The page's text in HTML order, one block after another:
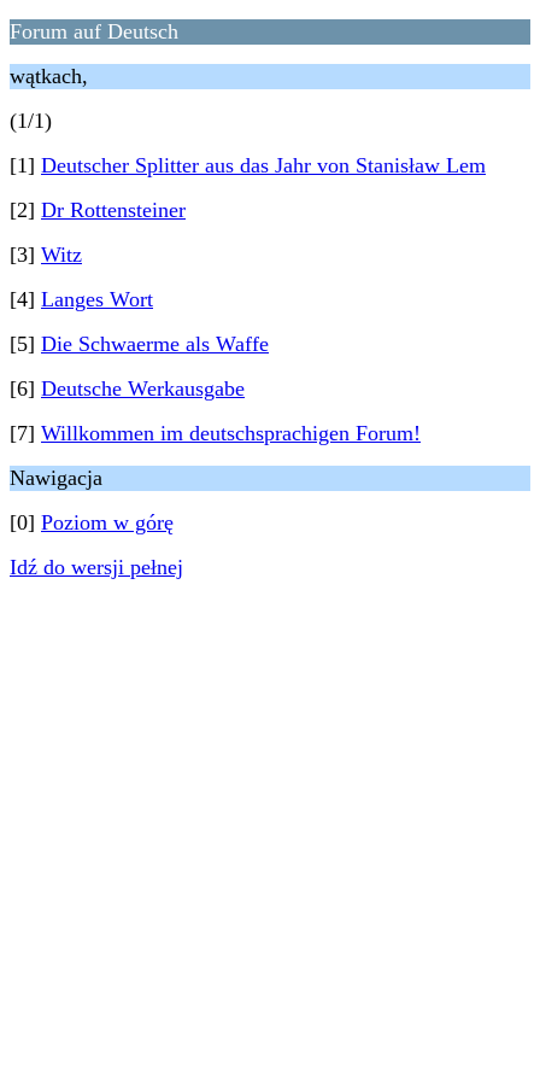
Forum auf Deutsch
wątkach,
(1/1)
[1] Deutscher Splitter aus das Jahr von Stanisław Lem
[2] Dr Rottensteiner
[3] Witz
[4] Langes Wort
[5] Die Schwaerme als Waffe
[6] Deutsche Werkausgabe
[7] Willkommen im deutschsprachigen Forum!
Nawigacja
[0] Poziom w górę
Idź do wersji pełnej